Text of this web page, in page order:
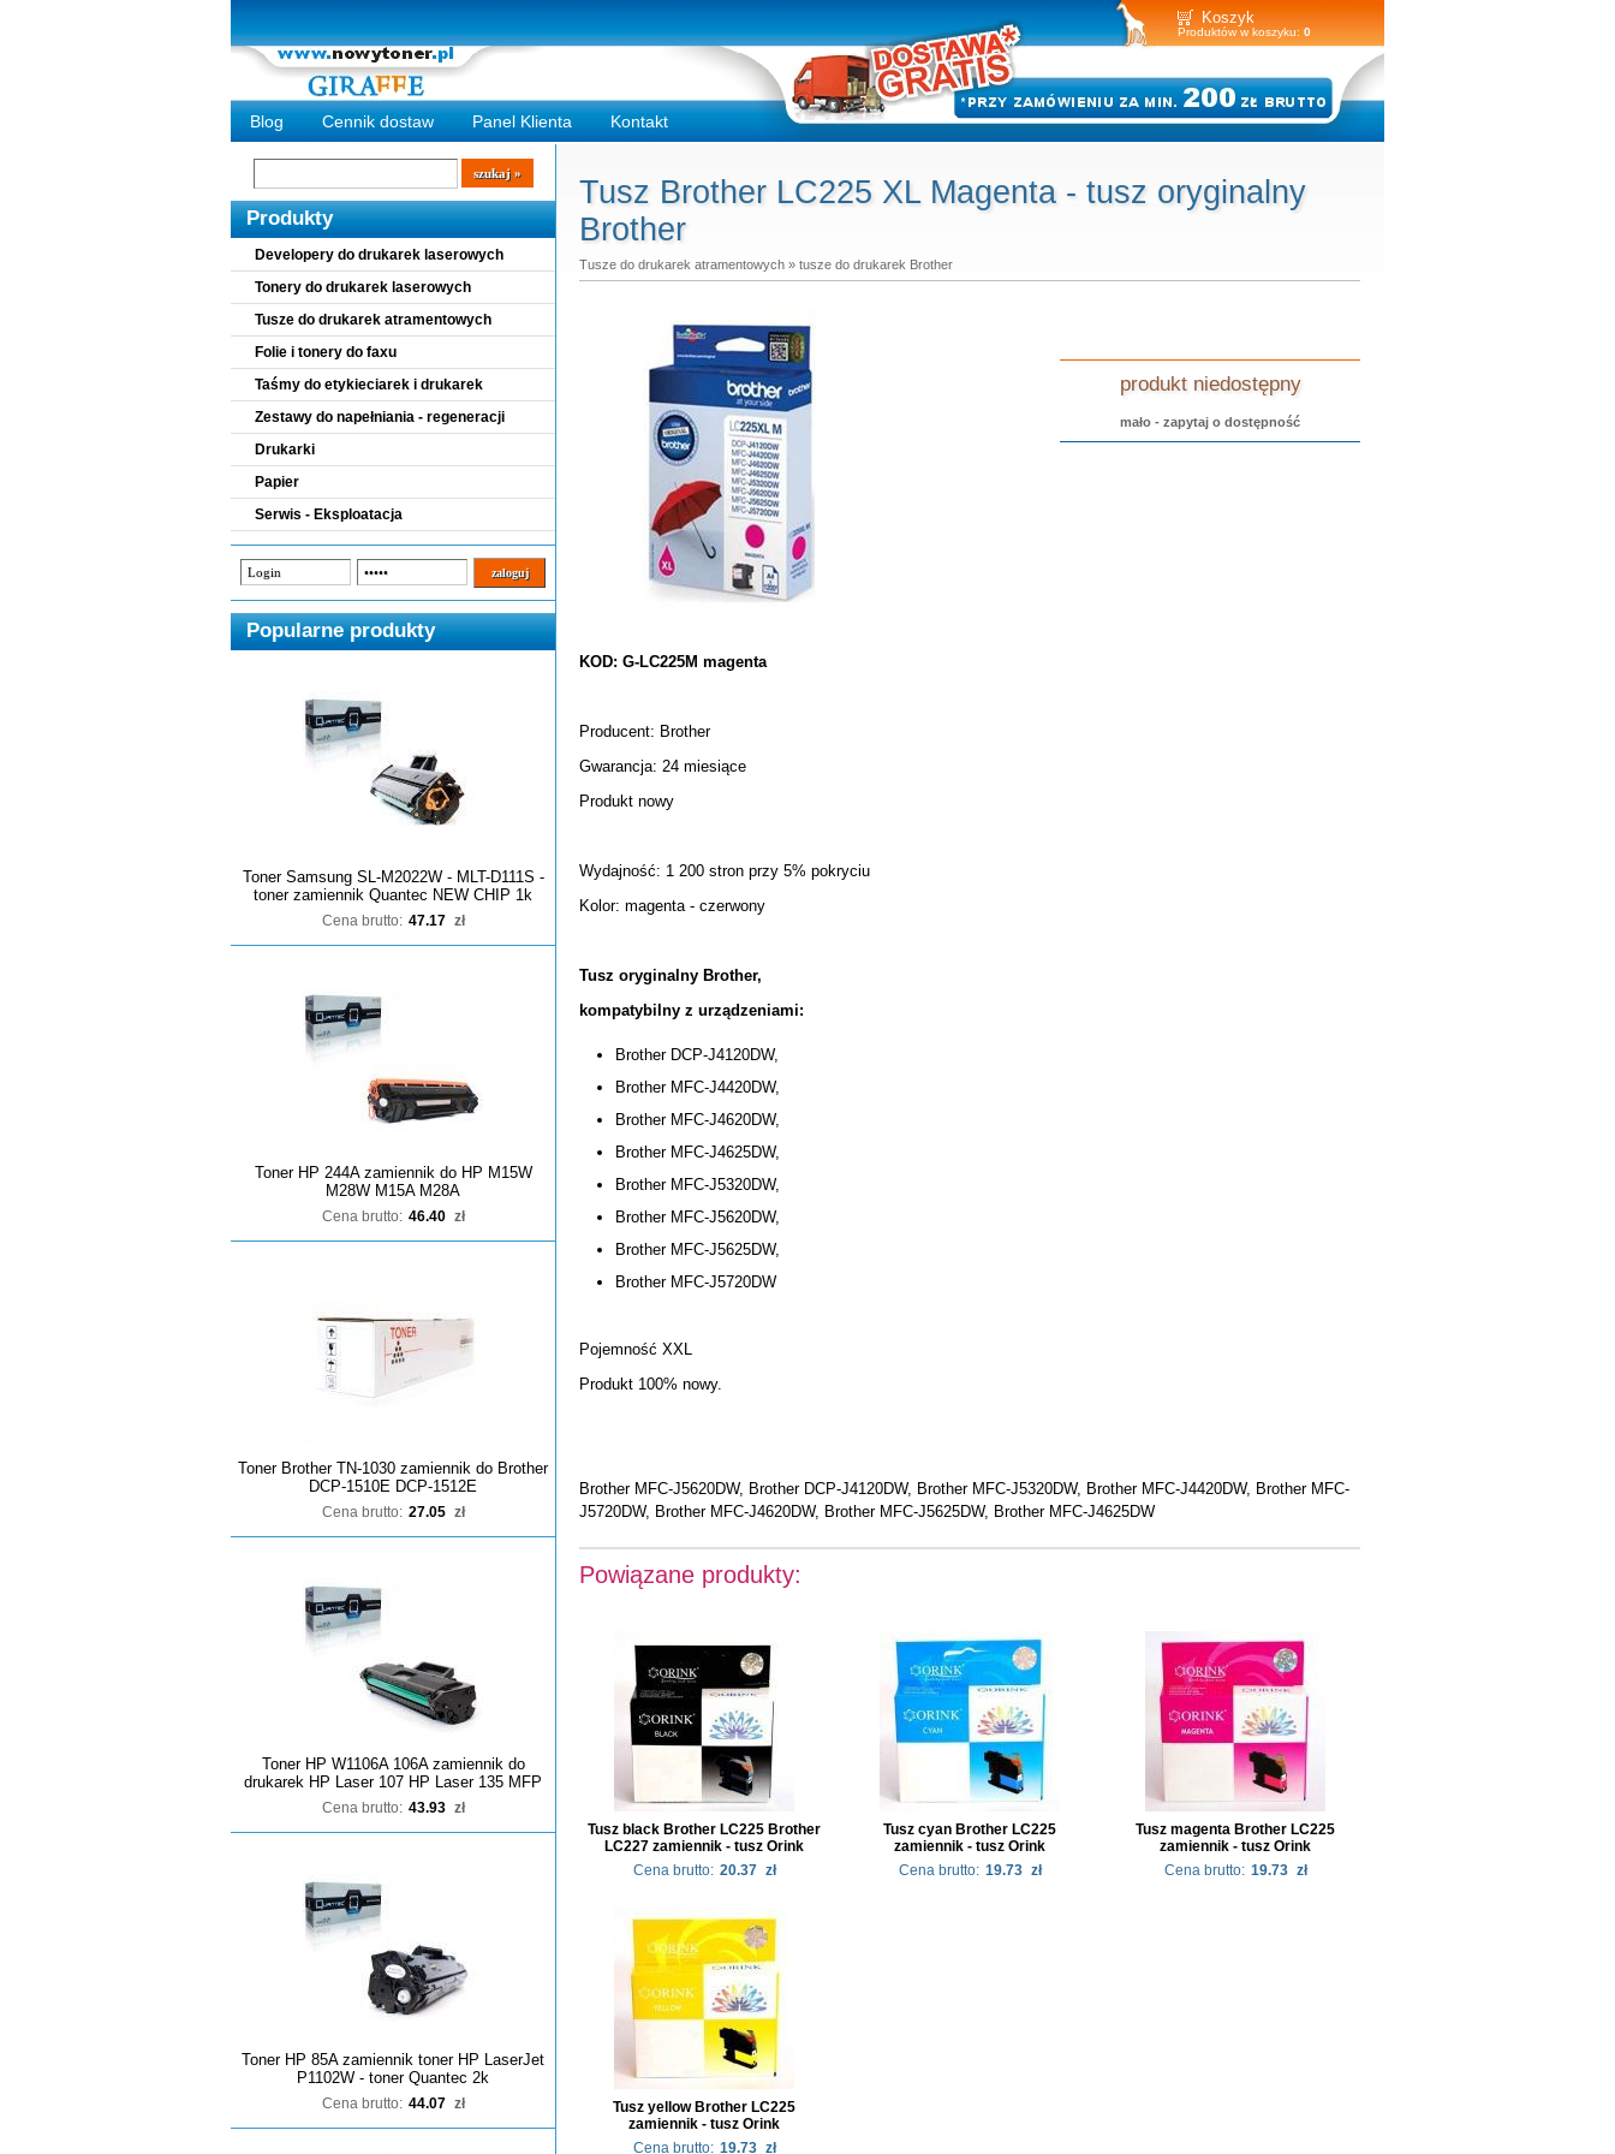
Koszyk
Produktów w koszyku: 0
Blog Cennik dostaw Panel Klienta Kontakt
Wyszukiwarka
szukaj
Produkty
Developery do drukarek laserowych
Tonery do drukarek laserowych
Tusze do drukarek atramentowych
Folie i tonery do faxu
Taśmy do etykieciarek i drukarek
Zestawy do napełniania - regeneracji
Drukarki
Papier
Serwis - Eksploatacja
Popularne produkty
Toner Samsung SL-M2022W - MLT-D111S -
toner zamiennik Quantec NEW CHIP 1k
Cena brutto: 47.17 zł
Toner HP 244A zamiennik do HP M15W
M28W M15A M28A
Cena brutto: 46.40 zł
Toner Brother TN-1030 zamiennik do Brother
DCP-1510E DCP-1512E
Cena brutto: 27.05 zł
Toner HP W1106A 106A zamiennik do
drukarek HP Laser 107 HP Laser 135 MFP
Cena brutto: 43.93 zł
Toner HP 85A zamiennik toner HP LaserJet
P1102W - toner Quantec 2k
Cena brutto: 44.07 zł
Tusz Brother LC225 XL Magenta - tusz oryginalny
Brother
Tusze do drukarek atramentowych » tusze do drukarek Brother
produkt niedostępny
mało - zapytaj o dostępność
KOD: G-LC225M magenta
Producent: Brother
Gwarancja: 24 miesiące
Produkt nowy
Wydajność: 1 200 stron przy 5% pokryciu
Kolor: magenta - czerwony
Tusz oryginalny Brother,
kompatybilny z urządzeniami:
Brother DCP-J4120DW,
Brother MFC-J4420DW,
Brother MFC-J4620DW,
Brother MFC-J4625DW,
Brother MFC-J5320DW,
Brother MFC-J5620DW,
Brother MFC-J5625DW,
Brother MFC-J5720DW
Pojemność XXL
Produkt 100% nowy.
Brother MFC-J5620DW, Brother DCP-J4120DW, Brother MFC-J5320DW, Brother MFC-J4420DW, Brother MFC-
J5720DW, Brother MFC-J4620DW, Brother MFC-J5625DW, Brother MFC-J4625DW
Powiązane produkty:
Tusz black Brother LC225 Brother
LC227 zamiennik - tusz Orink
Cena brutto: 20.37 zł
Tusz cyan Brother LC225
zamiennik - tusz Orink
Cena brutto: 19.73 zł
Tusz magenta Brother LC225
zamiennik - tusz Orink
Cena brutto: 19.73 zł
Tusz yellow Brother LC225
zamiennik - tusz Orink
Cena brutto: 19.73 zł